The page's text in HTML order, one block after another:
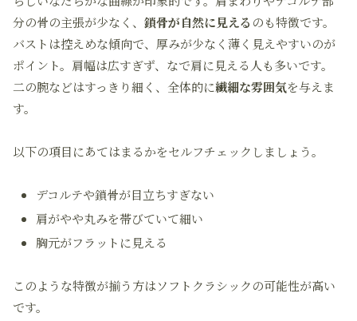
分の骨の主張が少なく、 鎖骨が自然に見える のも特徴です。
バストは控えめな傾向で、厚みが少なく薄く見えやすいのが
ポイント。肩幅は広すぎず、なで肩に見える人も多いです。
二の腕などはすっきり細く、全体的に繊細な雰囲気を与えま
す。
以下の項目にあてはまるかをセルフチェックしましょう。
デコルテや鎖骨が目立ちすぎない
肩がやや丸みを帯びていて細い
胸元がフラットに見える
このような特徴が揃う方はソフトクラシックの可能性が高い
です。